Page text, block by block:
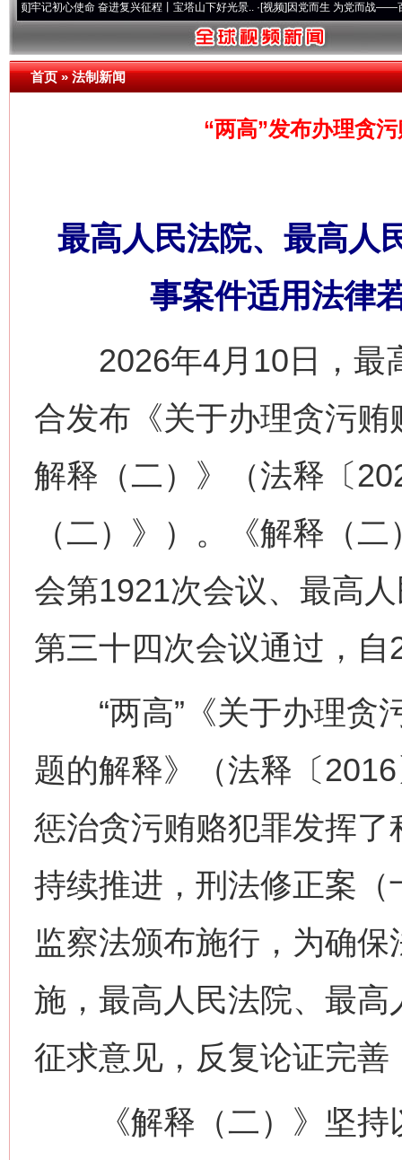
心使命 奋进复兴征程丨宝塔山下好光景..·[视频]因党而生 为党而战——百年“纪”事
首页»法制新闻
“两高”发布办理贪
最高人民法院、最高人
事案件适用法律
2026年4月10日，最
合发布《关于办理贪污
解释（二）》（法释〔
（二）》）。《解释（
会第1921次会议、最高
第三十四次会议通过，
“两高”《关于办理贪
题的解释》（法释〔
惩治贪污贿赂犯罪发挥
持续推进，刑法修正案
监察法颁布施行，为确
施，最高人民法院、最
征求意见，反复论证完
《解释（二）》坚持